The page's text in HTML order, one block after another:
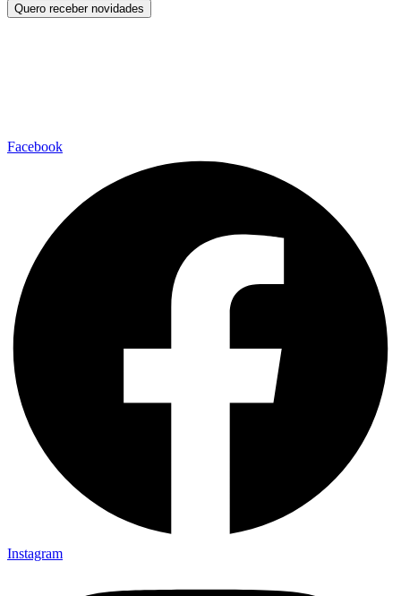
Quero receber novidades
Facebook
Instagram